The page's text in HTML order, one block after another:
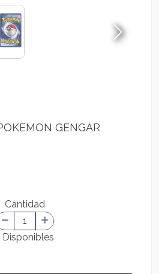
GENGAR
Cantidad
Disponibles